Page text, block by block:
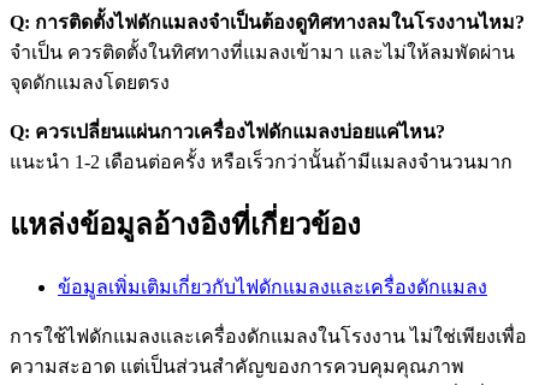
Q: การติดตั้งไฟดักแมลงจำเป็นต้องดูทิศทางลมในโรงงานไหม?
จำเป็น ควรติดตั้งในทิศทางที่แมลงเข้ามา และไม่ให้ลมพัดผ่าน
จุดดักแมลงโดยตรง
Q: ควรเปลี่ยนแผ่นกาวเครื่องไฟดักแมลงบ่อยแค่ไหน?
แนะนำ 1-2 เดือนต่อครั้ง หรือเร็วกว่านั้นถ้ามีแมลงจำนวนมาก
แหล่งข้อมูลอ้างอิงที่เกี่ยวข้อง
ข้อมูลเพิ่มเติมเกี่ยวกับไฟดักแมลงและเครื่องดักแมลง
การใช้ไฟดักแมลงและเครื่องดักแมลงในโรงงาน ไม่ใช่เพียงเพื่อ
ความสะอาด แต่เป็นส่วนสำคัญของการควบคุมคุณภาพ